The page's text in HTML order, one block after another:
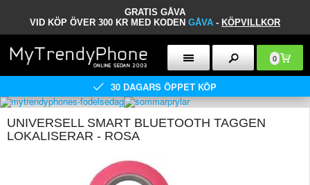
GRATIS GÅVA
VID KÖP ÖVER 300 KR MED KODEN GÅVA - KÖPVILLKOR
0
30 DAGARS ÖPPET KÖP
UNIVERSELL SMART BLUETOOTH TAGGEN
LOKALISERAR - ROSA